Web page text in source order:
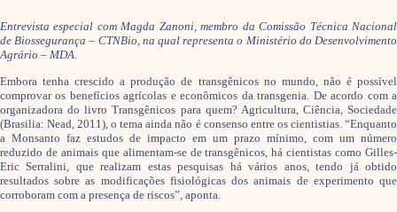
Entrevista especial com Magda Zanoni, membro da Comissão Técnica Nacional
de Biossegurança – CTNBio, na qual representa o Ministério do Desenvolvimento
Agrário – MDA.
Embora tenha crescido a produção de transgênicos no mundo, não é possível
comprovar os benefícios agrícolas e econômicos da transgenia. De acordo com a
organizadora do livro Transgênicos para quem? Agricultura, Ciência, Sociedade
(Brasilia: Nead, 2011), o tema ainda não é consenso entre os cientistias. “Enquanto
a Monsanto faz estudos de impacto em um prazo mínimo, com um número
reduzido de animais que alimentam-se de transgênicos, há cientistas como Gilles-
Eric Serralini, que realizam estas pesquisas há vários anos, tendo já obtido
resultados sobre as modificações fisiológicas dos animais de experimento que
corroboram com a presença de riscos”, aponta.